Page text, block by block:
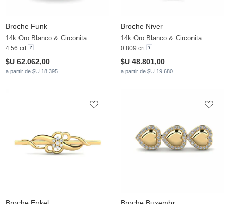
Broche Funk
14k Oro Blanco & Circonita
4.56 crt
$U 62.062,00
a partir de $U 18.395
Broche Niver
14k Oro Blanco & Circonita
0.809 crt
$U 48.801,00
a partir de $U 19.680